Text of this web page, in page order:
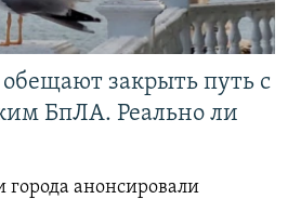
обещают закрыть путь с
БпЛА. Реально ли
города анонсировали